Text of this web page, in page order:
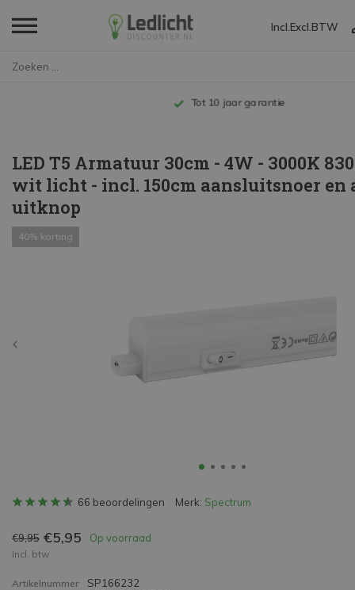
Incl. Excl. BTW
Tot 10 jaar garantie
LED T5 Armatuur 30cm - 4W - 3000K
wit licht - incl. 150cm aansluitsnoer en
uitknop
40% korting
66 beoordelingen Merk: Spectrum
€9,95 €5,95 Op voorraad
Incl. btw
Artikelnummer SP166232